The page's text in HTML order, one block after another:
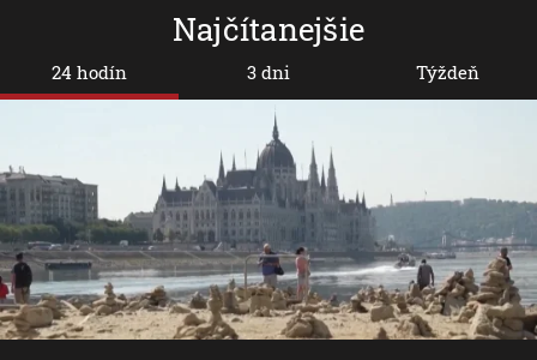
Najčítanejšie
24 hodín 3 dni Týždeň